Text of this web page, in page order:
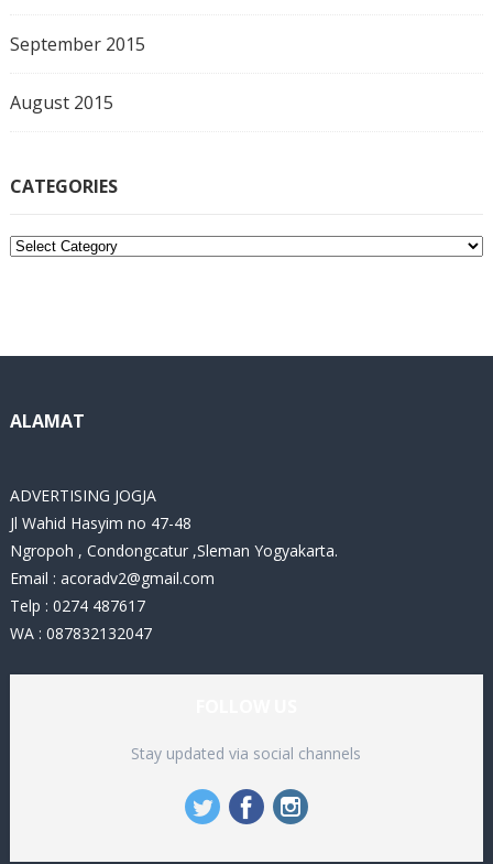
September 2015
August 2015
CATEGORIES
C
i
ALAMAT
ADVERTISING JOGJA
Jl Wahid Hasyim no 47-48
Ngropoh , Condongcatur ,Sleman Yogyakarta.
Email : acoradv2@gmail.com
Telp : 0274 487617
WA : 087832132047
Stay updated via social channels